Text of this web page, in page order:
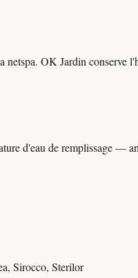
OK Jardin conserve
d'eau de remplissage —
Sirocco, Sterilor